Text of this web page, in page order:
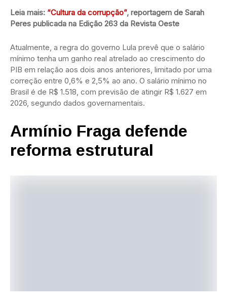
Leia mais: “Cultura da corrupção”, reportagem de Sarah
Peres publicada na Edição 263 da Revista Oeste
Atualmente, a regra do governo Lula prevê que o salário
mínimo tenha um ganho real atrelado ao crescimento do
PIB em relação aos dois anos anteriores, limitado por uma
correção entre 0,6% e 2,5% ao ano. O salário mínimo no
Brasil é de R$ 1.518, com previsão de atingir R$ 1.627 em
2026, segundo dados governamentais.
Armínio Fraga defende
reforma estrutural